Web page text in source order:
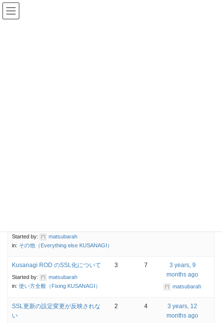
Skip
Skip
Started by:
matsubarah
in: その他（Everything else KUSANAGI）
Kusanagi ROD のSSL化について
Started by:
matsubarah
in: 使い方全般（Fixing KUSANAGI）
3 7
3 years, 9
months ago
matsubarah
SSL更新の設定変更が反映されな
い
2 4
3 years, 12
months ago